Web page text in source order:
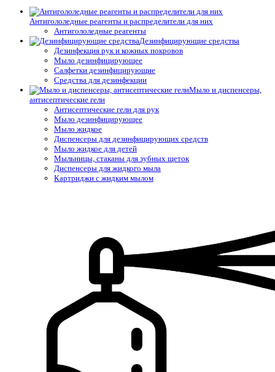
Антигололедные реагенты и распределители для них
Антигололедные реагенты
Дезинфицирующие средства
Дезинфекция рук и кожных покровов
Мыло дезинфицирующее
Салфетки дезинфицирующие
Средства для дезинфекции
Мыло и диспенсеры,
антисептические гели
Антисептические гели для рук
Мыло дезинфицирующее
Мыло жидкое
Диспенсеры для дезинфицирующих средств
Мыло жидкое для детей
Мыльницы, стаканы для зубных щеток
Диспенсеры для жидкого мыла
Картриджи с жидким мылом